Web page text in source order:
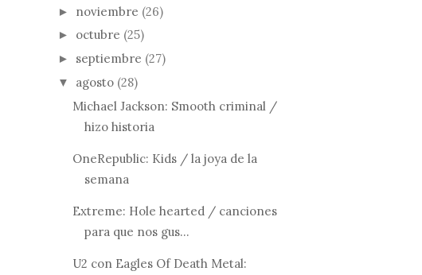
► noviembre (26)
► octubre (25)
► septiembre (27)
▼ agosto (28)
Michael Jackson: Smooth criminal /
hizo historia
OneRepublic: Kids / la joya de la
semana
Extreme: Hole hearted / canciones
para que nos gus...
U2 con Eagles Of Death Metal: